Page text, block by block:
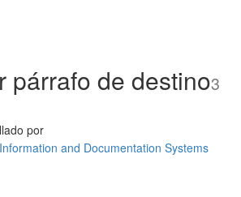
párrafo de destino3
por